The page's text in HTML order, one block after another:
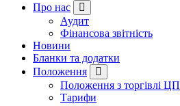
Про нас
Аудит
Фінансова звітність
Новини
Бланки та додатки
Положення
Положення з торгівлі ЦП
Тарифи